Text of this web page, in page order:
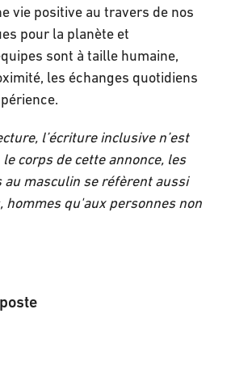
vie positive au travers de nos
pour la planète et
sont à taille humaine,
les échanges quotidiens
l’écriture inclusive n’est
corps de cette annonce, les
au masculin se réfèrent aussi
hommes qu'aux personnes non